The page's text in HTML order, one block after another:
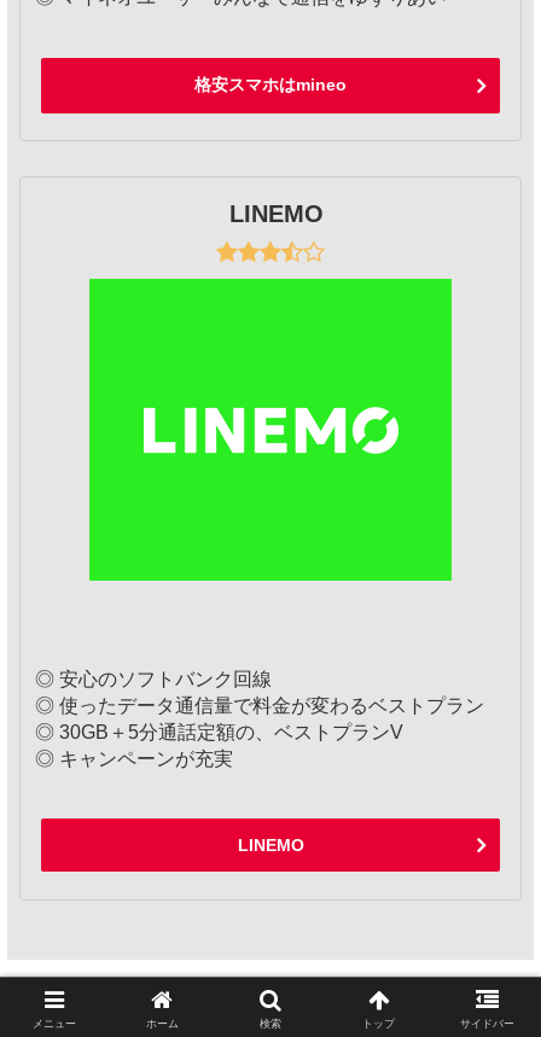
格安スマホはmineo
LINEMO
◎ 安心のソフトバンク回線
◎ 使ったデータ通信量で料金が変わるベストプラン
◎ 30GB＋5分通話定額の、ベストプランV
◎ キャンペーンが充実
LINEMO
関連記事
メニュー ホーム 検索 トップ サイドバー